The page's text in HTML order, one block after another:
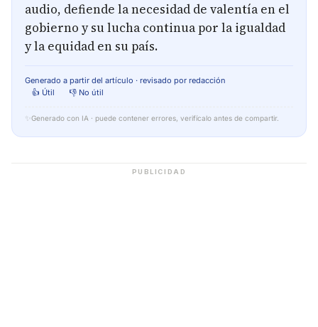
audio, defiende la necesidad de valentía en el
gobierno y su lucha continua por la igualdad
y la equidad en su país.
Generado a partir del artículo · revisado por redacción
👍 Útil
👎 No útil
✨ Generado con IA · puede contener errores, verifícalo antes de compartir.
PUBLICIDAD